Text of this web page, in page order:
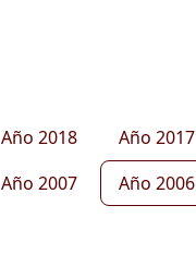
Año 2018 Año 2017
Año 2007 Año 2006